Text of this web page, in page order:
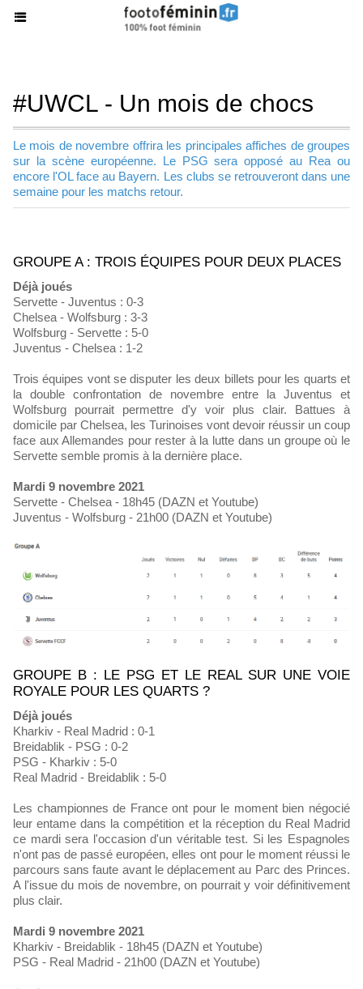
#UWCL - Un mois de chocs
Le mois de novembre offrira les principales affiches de groupes
sur la scène européenne. Le PSG sera opposé au Rea ou
encore l'OL face au Bayern. Les clubs se retrouveront dans une
semaine pour les matchs retour.
GROUPE A : TROIS ÉQUIPES POUR DEUX PLACES
Déjà joués
Servette - Juventus : 0-3
Chelsea - Wolfsburg : 3-3
Wolfsburg - Servette : 5-0
Juventus - Chelsea : 1-2
Trois équipes vont se disputer les deux billets pour les quarts et
la double confrontation de novembre entre la Juventus et
Wolfsburg pourrait permettre d'y voir plus clair. Battues à
domicile par Chelsea, les Turinoises vont devoir réussir un coup
face aux Allemandes pour rester à la lutte dans un groupe où le
Servette semble promis à la dernière place.
Mardi 9 novembre 2021
Servette - Chelsea - 18h45 (DAZN et Youtube)
Juventus - Wolfsburg - 21h00 (DAZN et Youtube)
GROUPE B : LE PSG ET LE REAL SUR UNE VOIE
ROYALE POUR LES QUARTS ?
Déjà joués
Kharkiv - Real Madrid : 0-1
Breidablik - PSG : 0-2
PSG - Kharkiv : 5-0
Real Madrid - Breidablik : 5-0
Les championnes de France ont pour le moment bien négocié
leur entame dans la compétition et la réception du Real Madrid
ce mardi sera l'occasion d'un véritable test. Si les Espagnoles
n'ont pas de passé européen, elles ont pour le moment réussi le
parcours sans faute avant le déplacement au Parc des Princes.
A l'issue du mois de novembre, on pourrait y voir définitivement
plus clair.
Mardi 9 novembre 2021
Kharkiv - Breidablik - 18h45 (DAZN et Youtube)
PSG - Real Madrid - 21h00 (DAZN et Youtube)